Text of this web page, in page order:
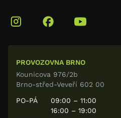
PROVOZOVNA BRNO
Kounicova 976/2b
Brno-střed-Veveří 602 00
PO-PÁ
09:00 – 11:00
16:00 – 19:00